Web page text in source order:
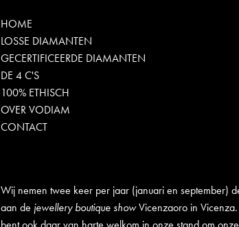
HOME
LOSSE DIAMANTEN
GECERTIFICEERDE DIAMANTEN
DE 4 C'S
100% ETHISCH
OVER VODIAM
CONTACT
Wij nemen twee keer per jaar (januari en september)
aan de jewellery boutique showVicenzaoro in